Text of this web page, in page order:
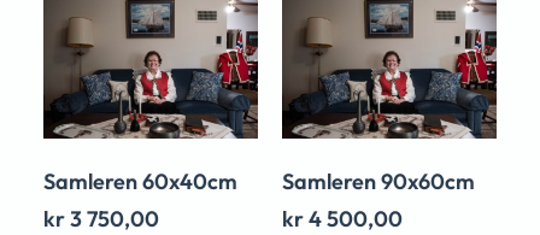
Samleren 60x40cm
kr3 750,00
Samleren 90x60cm
kr4 500,00